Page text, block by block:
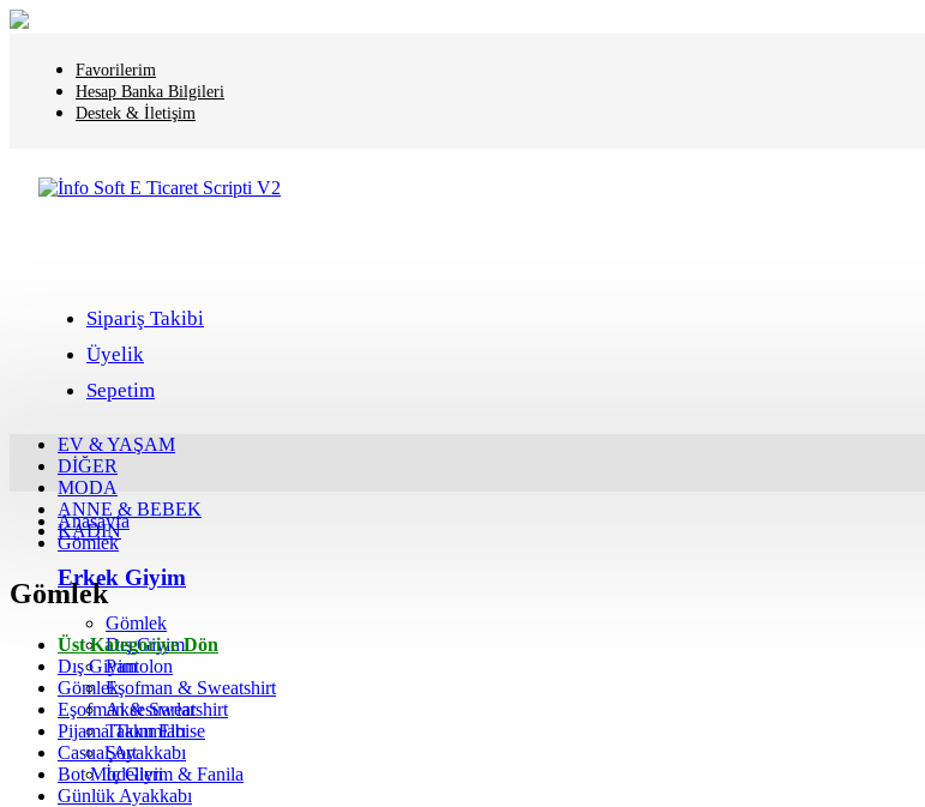
Favorilerim
Hesap Banka Bilgileri
Destek & İletişim
Sipariş Takibi
Üyelik
Sepetim
EV & YAŞAM
DİĞER
MODA
ANNE & BEBEK
KADIN
Erkek Giyim
Gömlek
Dış Giyim
Pantolon
Eşofman & Sweatshirt
Aksesuarlar
Takım Elbise
Şort
İç Giyim & Fanila
Anasayfa
Gömlek
Gömlek
Üst Kategoriye Dön
Dış Giyim
Gömlek
Eşofman & Sweatshirt
Pijama Takımları
Casual Ayakkabı
Bot Modelleri
Günlük Ayakkabı